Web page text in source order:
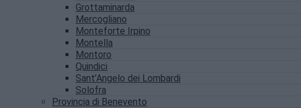
Grottaminarda
Mercogliano
Monteforte Irpino
Montella
Montoro
Quindici
Sant’Angelo dei Lombardi
Solofra
Provincia di Benevento